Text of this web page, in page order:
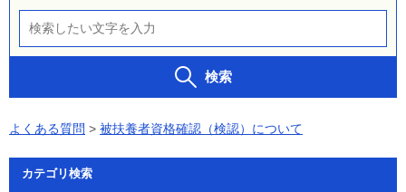
検索
よくある質問 > 被扶養者資格確認（検認）について
カテゴリ検索